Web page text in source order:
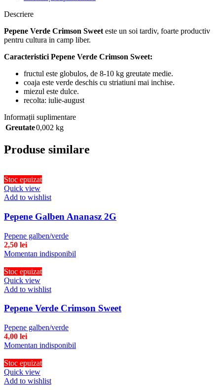
Descriere
Pepene Verde Crimson Sweeteste un soi tardiv, foarte productiv
pentru cultura in camp liber.
Caracteristici Pepene Verde Crimson Sweet:
fructul este globulos, de 8-10 kg greutate medie.
coaja este verde deschis cu striatiuni mai inchise.
miezul este dulce.
recolta: iulie-august
Informații suplimentare
Greutate0,002 kg
Produse similare
Stoc epuizat
Quick view
Add to wishlist
Pepene Galben Ananasz 2G
Pepene galben/verde
2,50 lei
Momentan indisponibil
Stoc epuizat
Quick view
Add to wishlist
Pepene Verde Crimson Sweet
Pepene galben/verde
4,00 lei
Momentan indisponibil
Stoc epuizat
Quick view
Add to wishlist